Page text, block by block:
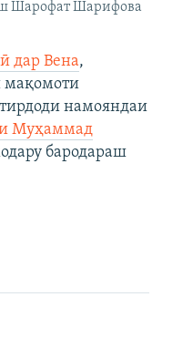
Шарофат Шарифова
дар Вена,
мақомоти
намояндаи
Муҳаммад
бародараш